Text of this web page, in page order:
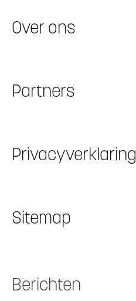
Over ons
Partners
Privacyverklaring
Sitemap
Berichten